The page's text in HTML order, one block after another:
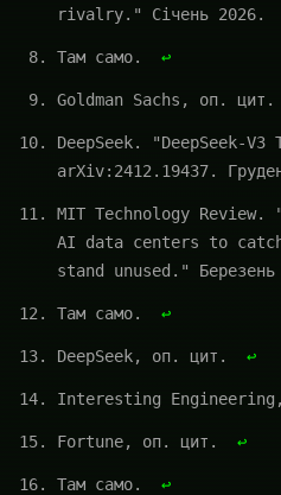
rivalry." Січень 2026.
Там само. ↩
Goldman Sachs, оп. цит.
DeepSeek. "DeepSeek-
arXiv:2412.19437.
MIT Technology
AI data centers to catch
stand unused."
Там само. ↩
DeepSeek, оп. цит. ↩
Interesting
Fortune, оп. цит. ↩
Там само. ↩